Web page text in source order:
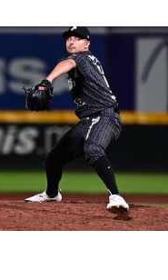
atrás tras tempranera